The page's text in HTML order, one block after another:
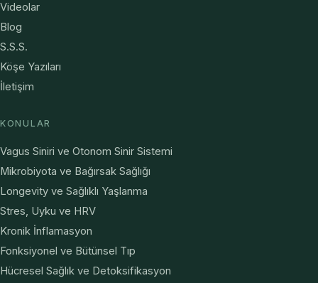
Videolar
Blog
S.S.S.
Köşe Yazıları
İletişim
KONULAR
Vagus Siniri ve Otonom Sinir Sistemi
Mikrobiyota ve Bağırsak Sağlığı
Longevity ve Sağlıklı Yaşlanma
Stres, Uyku ve HRV
Kronik İnflamasyon
Fonksiyonel ve Bütünsel Tıp
Hücresel Sağlık ve Detoksifikasyon